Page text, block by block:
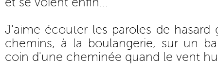
J'aime écouter les paroles de hasard
chemins, à la boulangerie, sur un
coin d'une cheminée quand le vent